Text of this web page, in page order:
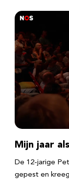
Mijn jaar
De 12-jarige
gepest en